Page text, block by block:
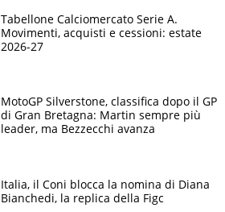
Tabellone Calciomercato Serie A.
Movimenti, acquisti e cessioni: estate
2026-27
MotoGP Silverstone, classifica dopo il GP
di Gran Bretagna: Martin sempre più
leader, ma Bezzecchi avanza
Italia, il Coni blocca la nomina di Diana
Bianchedi, la replica della Figc